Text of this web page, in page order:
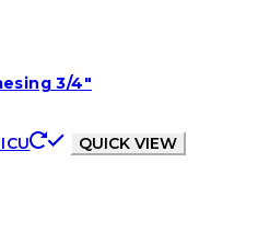
3/4″
QUICK VIEW